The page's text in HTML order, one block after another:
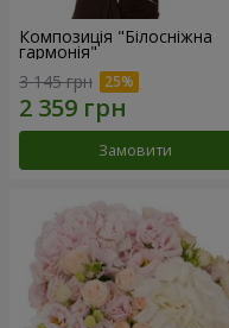
Композиція "Білосніжна
гармонія"
3 145 грн
Замовити